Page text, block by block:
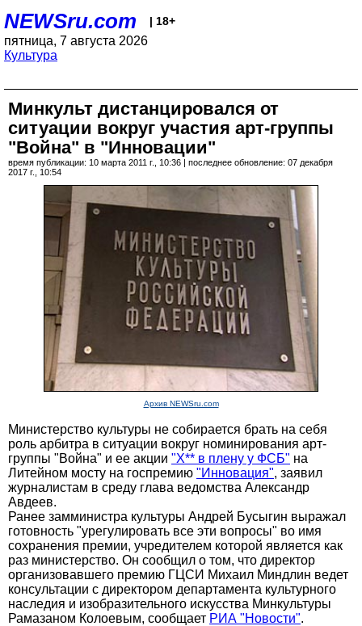
NEWSru.com | 18+
пятница, 7 августа 2026
Культура
Минкульт дистанцировался от
ситуации вокруг участия арт-группы
"Война" в "Инновации"
время публикации: 10 марта 2011 г., 10:36 | последнее обновление: 07 декабря
2017 г., 10:54
Архив NEWSru.com
Министерство культуры не собирается брать на себя
роль арбитра в ситуации вокруг номинирования арт-
группы "Война" и ее акции "Х** в плену у ФСБ" на
Литейном мосту на госпремию "Инновация", заявил
журналистам в среду глава ведомства Александр
Авдеев.
Ранее замминистра культуры Андрей Бусыгин выражал
готовность "урегулировать все эти вопросы" во имя
сохранения премии, учредителем которой является как
раз министерство. Он сообщил о том, что директор
организовавшего премию ГЦСИ Михаил Миндлин ведет
консультации с директором департамента культурного
наследия и изобразительного искусства Минкультуры
Рамазаном Колоевым, сообщает РИА "Новости".